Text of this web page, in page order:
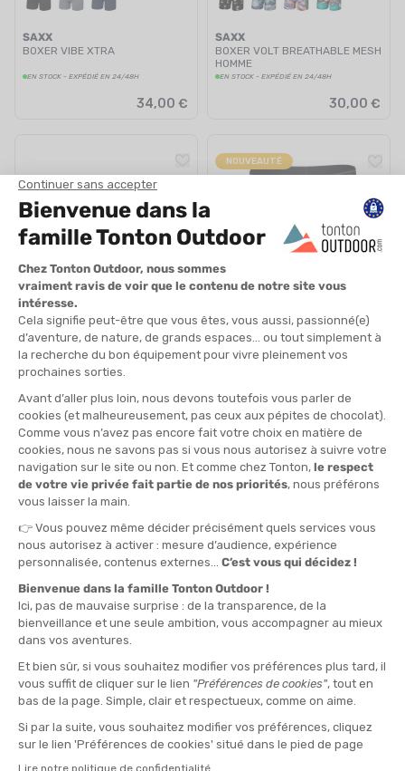
SAXX
BOXER VIBE XTRA
EN STOCK - EXPÉDIÉ EN 24/48H
34,00 €
SAXX
BOXER VOLT BREATHABLE MESH
HOMME
EN STOCK - EXPÉDIÉ EN 24/48H
30,00 €
SAXX
EN STOCK - EXPÉDIÉ EN 24/48H
26,00 €
NOUVEAUTÉ
HOMME
EN STOCK - EXPÉDIÉ EN 24/48H
33,00 €
BOXER DROPTEMP COOLING
HOMME
EN STOCK - EXPÉDIÉ EN 24/48H
BOXER VOLT BRIEF HOMME
EN STOCK - EXPÉDIÉ EN 24/48H